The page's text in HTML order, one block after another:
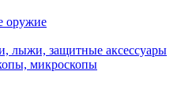
оружие
лыжи, защитные аксессуары
микроскопы